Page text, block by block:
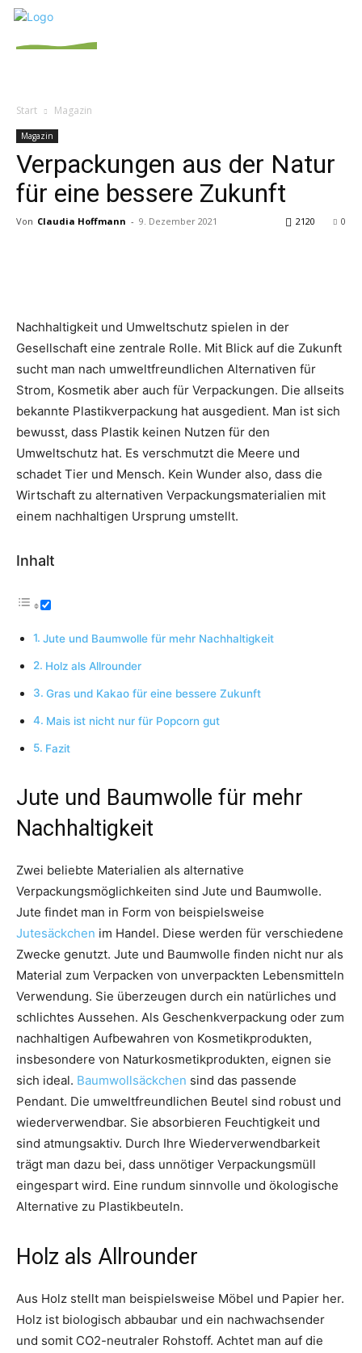
Start Magazin
Magazin
Verpackungen aus der Natur
für eine bessere Zukunft
Von Claudia Hoffmann - 9. Dezember 2021 0
2120
Nachhaltigkeit und Umweltschutz spielen in der
Gesellschaft eine zentrale Rolle. Mit Blick auf die Zukunft
sucht man nach umweltfreundlichen Alternativen für
Strom, Kosmetik aber auch für Verpackungen. Die allseits
bekannte Plastikverpackung hat ausgedient. Man ist sich
bewusst, dass Plastik keinen Nutzen für den
Umweltschutz hat. Es verschmutzt die Meere und
schadet Tier und Mensch. Kein Wunder also, dass die
Wirtschaft zu alternativen Verpackungsmaterialien mit
einem nachhaltigen Ursprung umstellt.
Inhalt
Jute und Baumwolle für mehr Nachhaltigkeit
Holz als Allrounder
Gras und Kakao für eine bessere Zukunft
Mais ist nicht nur für Popcorn gut
Fazit
Jute und Baumwolle für mehr
Nachhaltigkeit
Zwei beliebte Materialien als alternative
Verpackungsmöglichkeiten sind Jute und Baumwolle.
Jute findet man in Form von beispielsweise
Jutesäckchen im Handel. Diese werden für verschiedene
Zwecke genutzt. Jute und Baumwolle finden nicht nur als
Material zum Verpacken von unverpackten Lebensmitteln
Verwendung. Sie überzeugen durch ein natürliches und
schlichtes Aussehen. Als Geschenkverpackung oder zum
nachhaltigen Aufbewahren von Kosmetikprodukten,
insbesondere von Naturkosmetikprodukten, eignen sie
sich ideal. Baumwollsäckchen sind das passende
Pendant. Die umweltfreundlichen Beutel sind robust und
wiederverwendbar. Sie absorbieren Feuchtigkeit und
sind atmungsaktiv. Durch Ihre Wiederverwendbarkeit
trägt man dazu bei, dass unnötiger Verpackungsmüll
eingespart wird. Eine rundum sinnvolle und ökologische
Alternative zu Plastikbeuteln.
Holz als Allrounder
Aus Holz stellt man beispielsweise Möbel und Papier her.
Holz ist biologisch abbaubar und ein nachwachsender
und somit CO2-neutraler Rohstoff. Achtet man auf die